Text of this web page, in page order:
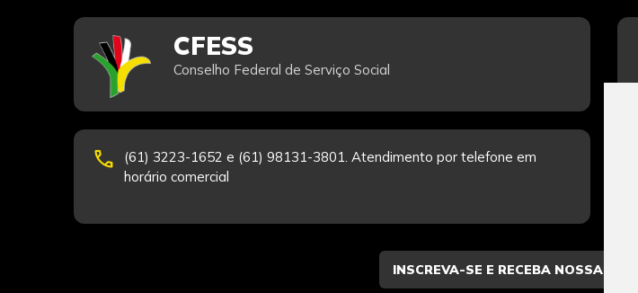
CFESS
Conselho Federal de Serviço Social
phone
(61) 3223-1652 e (61) 98131-3801. Atendimento por telefone em
horário comercial